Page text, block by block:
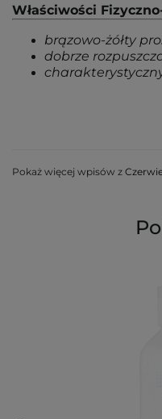
Właściwości
brązowo-żółty
dobrze
Pokaż więcej wpisów z